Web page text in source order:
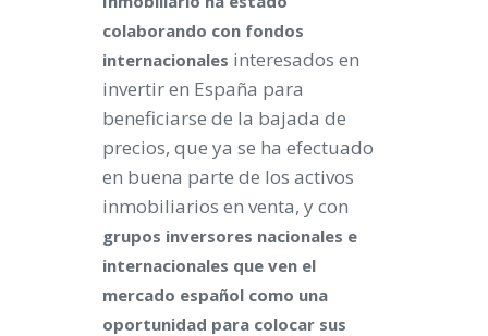
colaborando con fondos
internacionales interesados en
invertir en España para
beneficiarse de la bajada de
precios, que ya se ha efectuado
en buena parte de los activos
inmobiliarios en venta, y con
grupos inversores nacionales e
internacionales que ven el
mercado español como una
oportunidad para colocar sus